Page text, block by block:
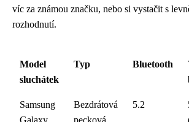
víc za známou značku, nebo si vystačit s
rozhodnutí.
Model
sluchátek
Typ Bluetooth
Samsung
Bezdrátová
5.2